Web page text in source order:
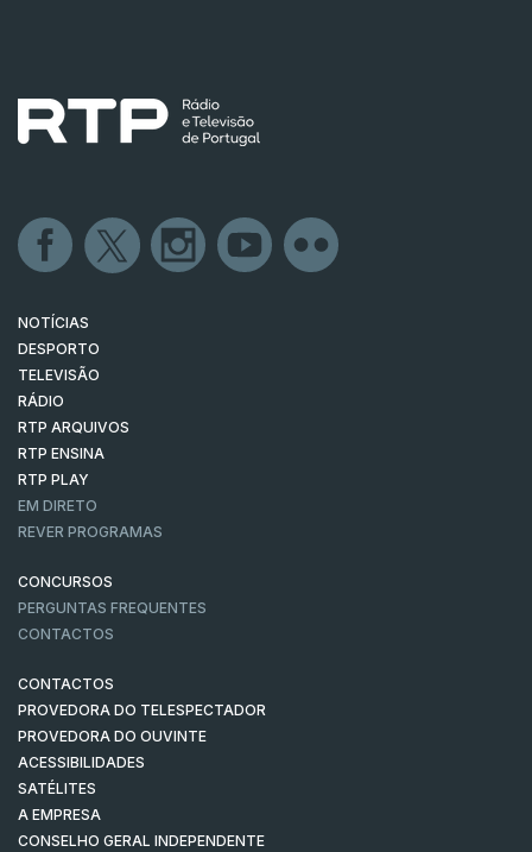
NOTÍCIAS
DESPORTO
TELEVISÃO
RÁDIO
RTP ARQUIVOS
RTP ENSINA
RTP PLAY
EM DIRETO
REVER PROGRAMAS
CONCURSOS
PERGUNTAS FREQUENTES
CONTACTOS
CONTACTOS
PROVEDORA DO TELESPECTADOR
PROVEDORA DO OUVINTE
ACESSIBILIDADES
SATÉLITES
A EMPRESA
CONSELHO GERAL INDEPENDENTE